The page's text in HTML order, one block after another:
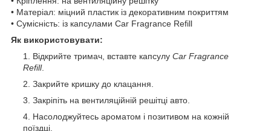
• Матеріал: міцний пластик із декоративним покриттям
• Сумісність: із капсулами Car Fragrance Refill
Як використовувати:
Відкрийте тримач, вставте капсулу Car Fragrance
Refill.
Закрийте кришку до клацання.
Закріпіть на вентиляційній решітці авто.
Насолоджуйтесь ароматом і позитивом на кожній
поїздці.